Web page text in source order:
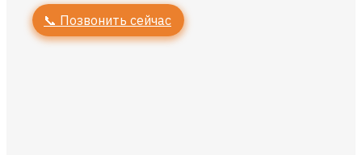
📞 Позвонить сейчас